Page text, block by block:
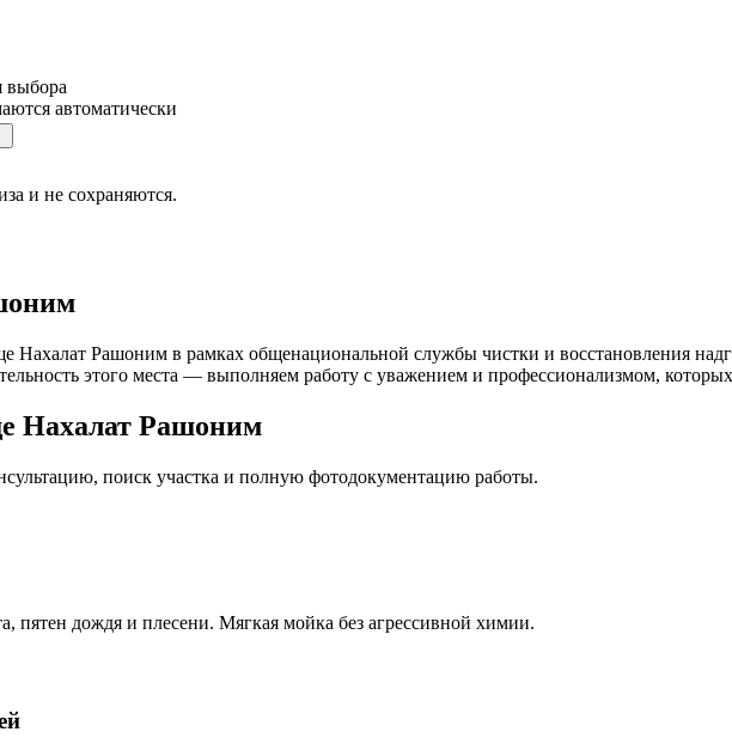
выбора
автоматически
и не сохраняются.
Нахалат Рашоним в рамках общенациональной службы чистки и восстановления
этого места — выполняем работу с уважением и профессионализмом,
Нахалат Рашоним
поиск участка и полную фотодокументацию работы.
пятен дождя и плесени. Мягкая мойка без агрессивной химии.